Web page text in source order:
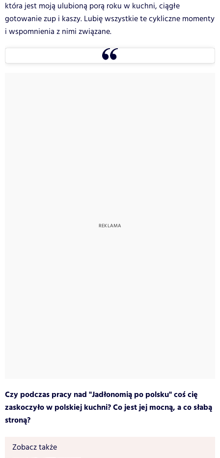
która jest moją ulubioną porą roku w kuchni, ciągłe
gotowanie zup i kaszy. Lubię wszystkie te cykliczne momenty
i wspomnienia z nimi związane.
Czy podczas pracy nad "Jadłonomią po polsku" coś cię
zaskoczyło w polskiej kuchni? Co jest jej mocną, a co słabą
stroną?
Zobacz także